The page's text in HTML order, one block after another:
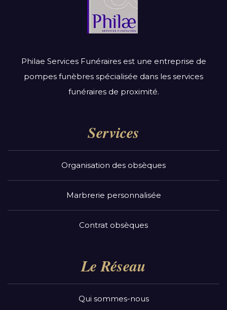
Philae Services Funéraires est une entreprise de
pompes funèbres spécialisée dans les services
funéraires de proximité.
Services
Organisation des obsèques
Marbrerie personnalisée
Contrat obsèques
Le Réseau
Qui sommes-nous